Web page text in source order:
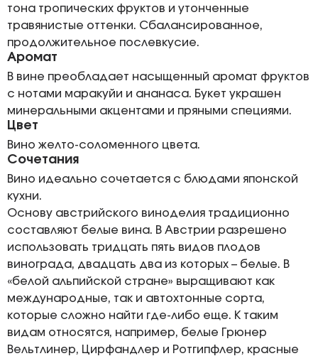
тона тропических фруктов и утонченные
травянистые оттенки. Сбалансированное,
продолжительное послевкусие.
Аромат
В вине преобладает насыщенный аромат фруктов
с нотами маракуйи и ананаса. Букет украшен
минеральными акцентами и пряными специями.
Цвет
Вино желто-соломенного цвета.
Сочетания
Вино идеально сочетается с блюдами японской
кухни.
Основу австрийского виноделия традиционно
составляют белые вина. В Австрии разрешено
использовать тридцать пять видов плодов
винограда, двадцать два из которых – белые. В
«белой альпийской стране» выращивают как
международные, так и автохтонные сорта,
которые сложно найти где-либо еще. К таким
видам относятся, например, белые Грюнер
Вельтлинер, Цирфандлер и Ротгипфлер, красные